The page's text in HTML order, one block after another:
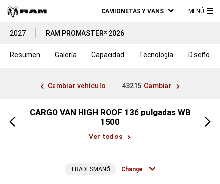
CAMIONETAS Y VANS MENÚ
2027 RAM PROMASTER® 2026
Resumen Galería Capacidad Tecnología Diseño
Cambiar vehículo 43215 Cambiar
Vista
anterior
CARGO VAN HIGH ROOF 136 pulgadas WB
1500
Ver todos
Vista
TRADESMAN® Change